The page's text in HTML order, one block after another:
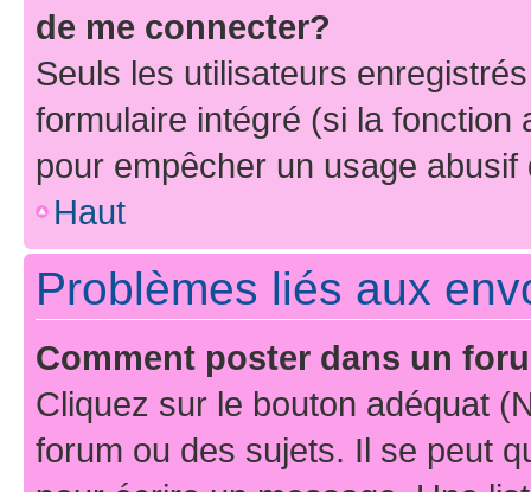
de me connecter?
Seuls les utilisateurs
formulaire intégré (si la fonction
pour empêcher un usage
Haut
Problèmes liés aux
Comment poster dans un
Cliquez sur le bouton adéquat
forum ou des sujets. Il se peut